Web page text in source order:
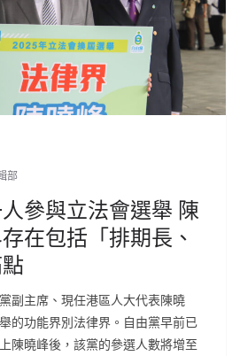
部
參與立法會選舉 陳
在包括「排期長、
副主席、現任港區人大代表陳曉
的功能界別法律界。自由黨早前已
陳曉峰後，該黨的參選人數將增至